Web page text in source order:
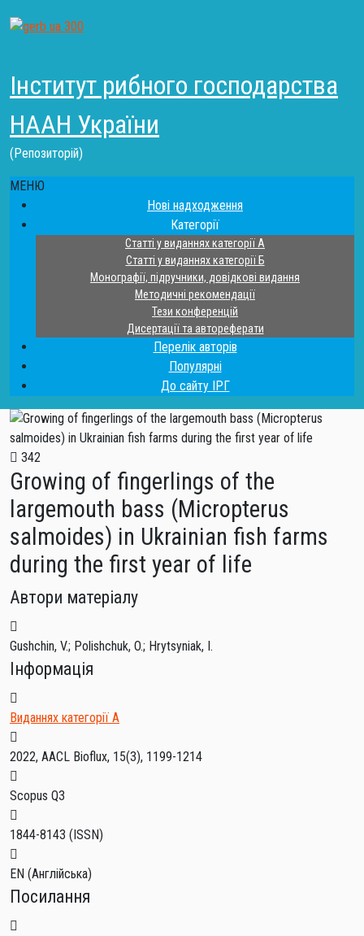
Інститут рибного господарства
НААН України
(Репозиторій)
МЕНЮ
Нові надходження
Категорії
Статті у виданнях категорії А
Статті у виданнях категорії Б
Монографії, підручники, довідкові видання
Методичні рекомендації
Тези конференцій
Дисертації та автореферати
Перелік авторів
Популярні
До сайту ІРГ
342
Growing of fingerlings of the
largemouth bass (Micropterus
salmoides) in Ukrainian fish farms
during the first year of life
Автори матеріалу
Gushchin, V.; Polishchuk, O.; Hrytsyniak, I.
Інформація
Виданнях категорії А
2022, AACL Bioflux, 15(3), 1199-1214
Scopus Q3
1844-8143 (ISSN)
EN (Англійська)
Посилання